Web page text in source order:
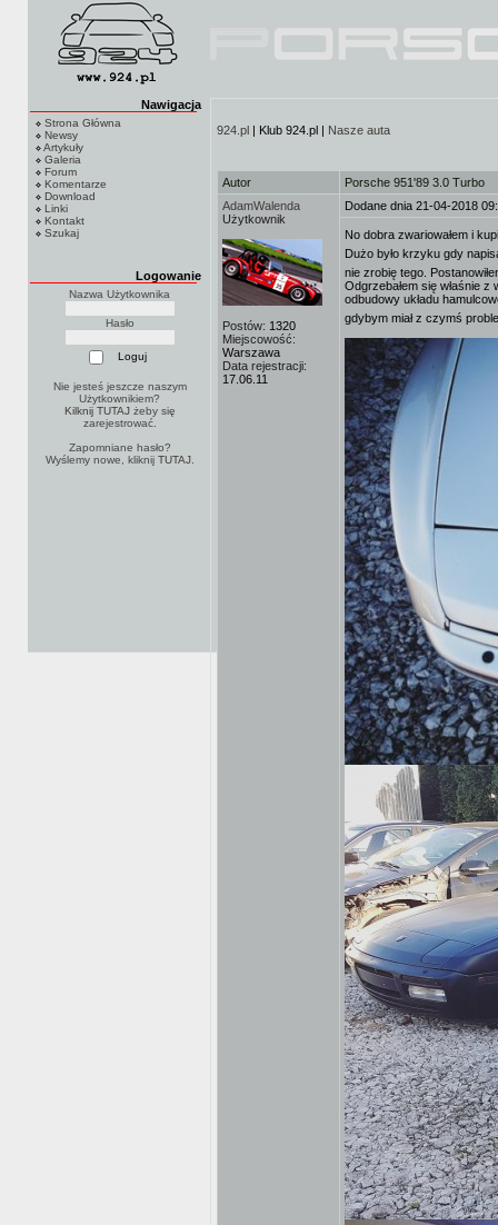
Nawigacja
Strona Główna
Newsy
Artykuły
Galeria
Forum
Komentarze
Download
Linki
Kontakt
Szukaj
Logowanie
Nazwa Użytkownika
Hasło
Nie jesteś jeszcze naszym
Użytkownikiem?
Kilknij TUTAJżeby się
zarejestrować.
Zapomniane hasło?
Wyślemy nowe, kliknij TUTAJ.
924.pl | Klub 924.pl | Nasze auta
Autor
Porsche 951'89 3.0 Turbo
AdamWalenda
Użytkownik
Postów: 1320
Miejscowość:
Warszawa
Data rejestracji:
17.06.11
Dodane dnia 21-04-2018
No dobra zwariowałem i
Dużo było krzyku gdy
nie zrobię tego.
Odgrzebałem się właśnie
odbudowy układu
gdybym miał z czymś